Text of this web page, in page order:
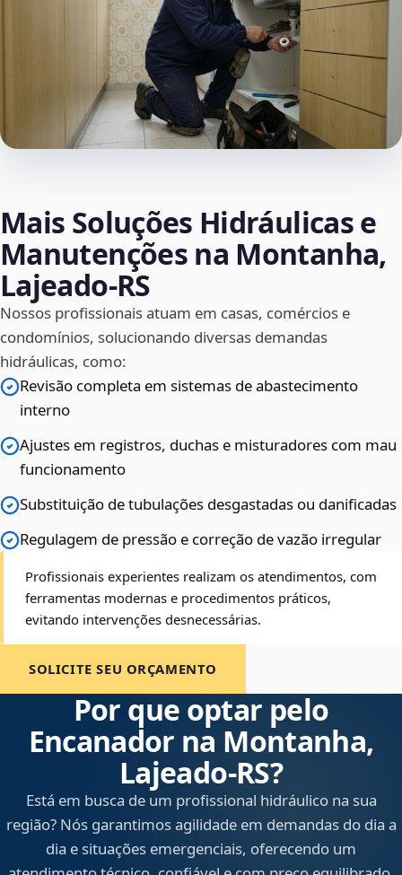
Mais Soluções Hidráulicas e
Manutenções na Montanha,
Lajeado‑RS
Nossos profissionais atuam em casas, comércios e
condomínios, solucionando diversas demandas
hidráulicas, como:
Revisão completa em sistemas de abastecimento
interno
Ajustes em registros, duchas e misturadores com mau
funcionamento
Substituição de tubulações desgastadas ou danificadas
Regulagem de pressão e correção de vazão irregular
Profissionais experientes realizam os atendimentos, com
ferramentas modernas e procedimentos práticos,
evitando intervenções desnecessárias.
SOLICITE SEU ORÇAMENTO
Por que optar pelo
Encanador na Montanha,
Lajeado‑RS?
Está em busca de um profissional hidráulico na sua
região? Nós garantimos agilidade em demandas do dia a
dia e situações emergenciais, oferecendo um